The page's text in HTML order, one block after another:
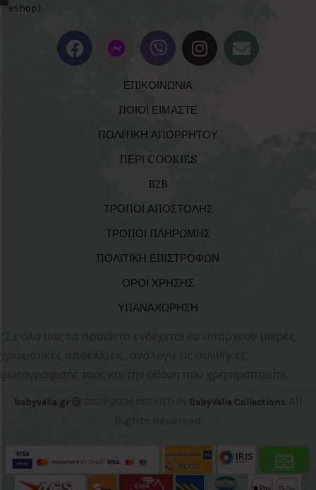
eshop)
ΕΠΙΚΟΙΝΩΝΙΑ
ΠΟΙΟΙ ΕΙΜΑΣΤΕ
ΠΟΛΙΤΙΚΗ ΑΠΟΡΡΗΤΟΥ
ΠΕΡΙ COOKIES
B2B
ΤΡΟΠΟΙ ΑΠΟΣΤΟΛΗΣ
ΤΡΟΠΟΙ ΠΛΗΡΩΜΗΣ
ΠΟΛΙΤΙΚΗ ΕΠΙΣΤΡΟΦΩΝ
ΟΡΟΙ ΧΡΗΣΗΣ
ΥΠΑΝΑΧΩΡΗΣΗ
χρωματικές αποκλίσεις, ανάλογα τις συνθήκες
φωτογράφισής τους και την οθόνη που χρησιμοποιείτε.
babyvalia.gr BabyValia Collections